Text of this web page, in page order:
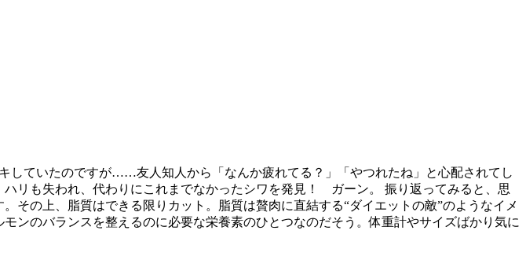
ていたのですが……友人知人から「なんか疲れてる？」「やつれたね」と心配されてし
リも失われ、代わりにこれまでなかったシワを発見！ ガーン。 振り返ってみると、思
その上、脂質はできる限りカット。脂質は贅肉に直結する“ダイエットの敵”のようなイメ
ンのバランスを整えるのに必要な栄養素のひとつなのだそう。体重計やサイズばかり気に